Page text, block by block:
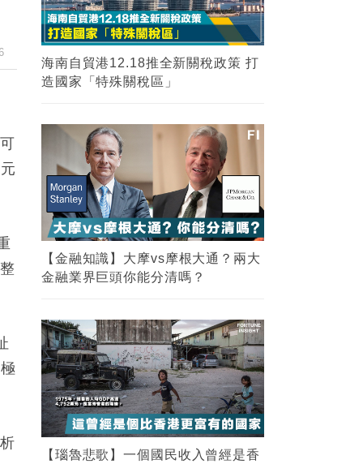
【金融知識】大摩vs摩根大通？兩大
金融業界巨頭你能分清嗎？
4
【瑙魯悲歌】一個國民收入曾經是香
5
山